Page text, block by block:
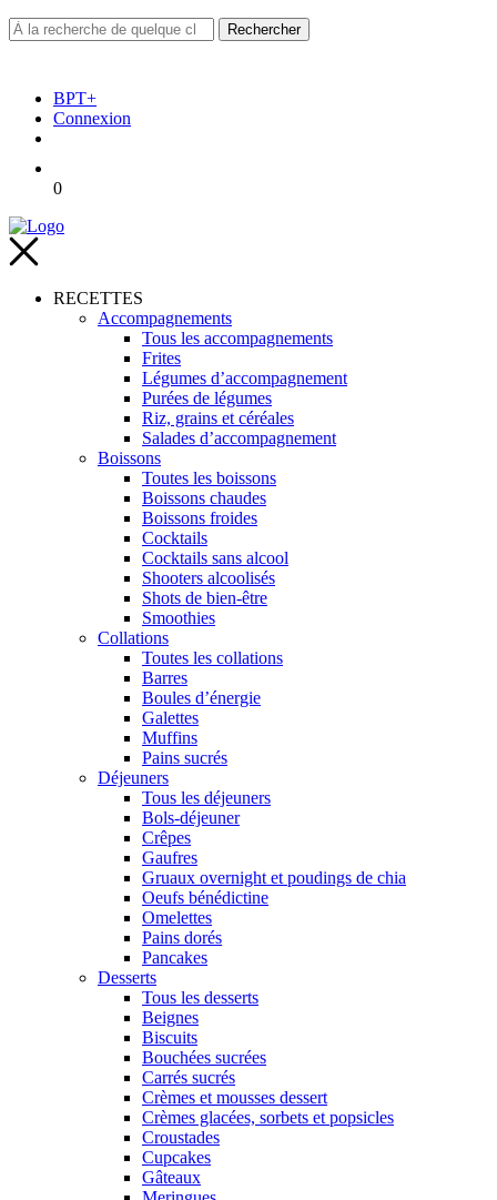
BPT+
Connexion
0
RECETTES
Accompagnements
Tous les accompagnements
Frites
Légumes d’accompagnement
Purées de légumes
Riz, grains et céréales
Salades d’accompagnement
Boissons
Toutes les boissons
Boissons chaudes
Boissons froides
Cocktails
Cocktails sans alcool
Shooters alcoolisés
Shots de bien-être
Smoothies
Collations
Toutes les collations
Barres
Boules d’énergie
Galettes
Muffins
Pains sucrés
Déjeuners
Tous les déjeuners
Bols-déjeuner
Crêpes
Gaufres
Gruaux overnight et poudings de chia
Oeufs bénédictine
Omelettes
Pains dorés
Pancakes
Desserts
Tous les desserts
Beignes
Biscuits
Bouchées sucrées
Carrés sucrés
Crèmes et mousses dessert
Crèmes glacées, sorbets et popsicles
Croustades
Cupcakes
Gâteaux